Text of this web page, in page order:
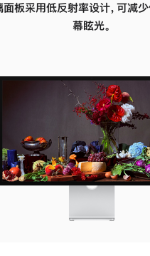
面板采用低反射率设计，可减
幕眩光。